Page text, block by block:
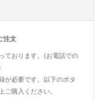
注文
ております。(お電話での
が必要です。以下のボタ
ご購入ください。